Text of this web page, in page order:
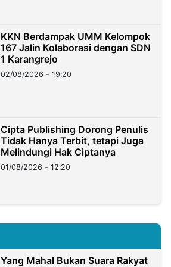
KKN Berdampak UMM Kelompok
167 Jalin Kolaborasi dengan SDN
1 Karangrejo
02/08/2026 - 19:20
Cipta Publishing Dorong Penulis
Tidak Hanya Terbit, tetapi Juga
Melindungi Hak Ciptanya
01/08/2026 - 12:20
Yang Mahal Bukan Suara Rakyat